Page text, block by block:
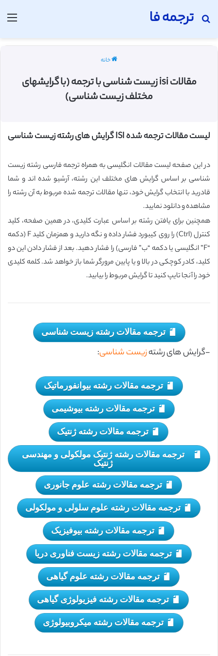
ترجمه فا
جستجو برای
خانه
مقالات isi زیست شناسی با ترجمه (با گرایشهای
مختلف زیست شناسی)
لیست مقالات ترجمه شده ISI گرایش های رشته زیست شناسی
در این صفحه لیست مقالات انگلیسی به همراه ترجمه فارسی رشته زیست
شناسی بر اساس گرایش های مختلف این رشته، آرشیو شده اند و شما
قادرید با انتخاب گرایش خود، تنها مقالات ترجمه شده مربوط به آن رشته را
مشاهده و دانلود نمایید.
همچنین برای یافتن رشته بر اساس عبارت کلیدی، در همین صفحه، کلید
کنترل (Ctrl) را روی کیبورد فشار داده و نگه دارید و همزمان کلید F (دکمه
“F” انگلیسی یا دکمه “ب” فارسی) را فشار دهید. بعد از فشار دادن این دو
کلید، کادر کوچکی در بالا و یا پایین مرورگر شما باز خواهد شد. کلمه کلیدی
خود را آنجا تایپ کنید تا گرایش مربوط را بیابید.
ترجمه مقالات رشته زیست شناسی
-گرایش های رشتهزیست شناسی:
ترجمه مقالات رشته بیوانفورماتیک
ترجمه مقالات رشته بیوشیمی
ترجمه مقالات رشته ژنتیک
ترجمه مقالات رشته ژنتیک مولکولی و مهندسی
ژنتیک
ترجمه مقالات رشته علوم جانوری
ترجمه مقالات رشته علوم سلولی و مولکولی
ترجمه مقالات رشته بیوفیزیک
ترجمه مقالات رشته زیست فناوری دریا
ترجمه مقالات رشته علوم گیاهی
ترجمه مقالات رشته فیزیولوژی گیاهی
ترجمه مقالات رشته میکروبیولوژی